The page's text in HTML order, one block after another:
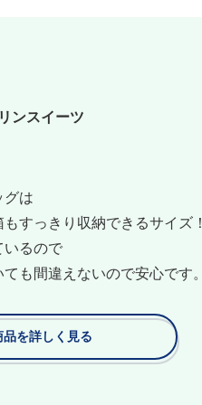
ンスイーツ
グは
すっきり収納できるサイズ！
いるので
も間違えないので安心です。
品を詳しく見る